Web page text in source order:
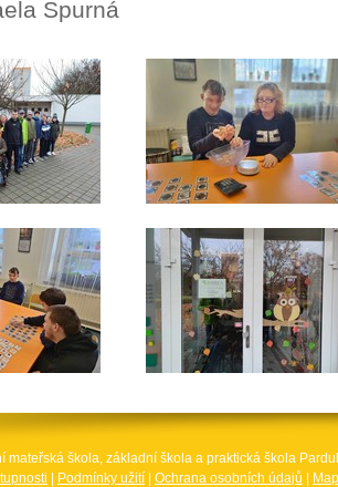
Spurná
mateřská škola, základní škola a praktická škola
Podmínky užití Ochrana osobních údajů